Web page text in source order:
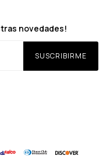
novedades!
SUSCRIBIRME